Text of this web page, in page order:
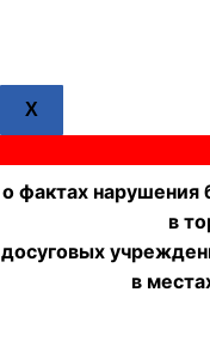
X
о фактах нарушения
в
досуговых
в